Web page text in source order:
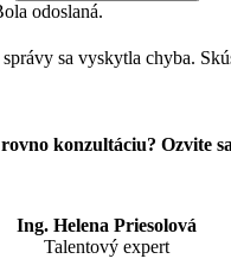
odoslaná.
sa vyskytla chyba.
konzultáciu? Ozvite
Ing. Helena Priesolová
Talentový expert